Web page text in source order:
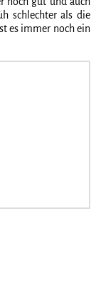
schlechter als die
es immer noch ein